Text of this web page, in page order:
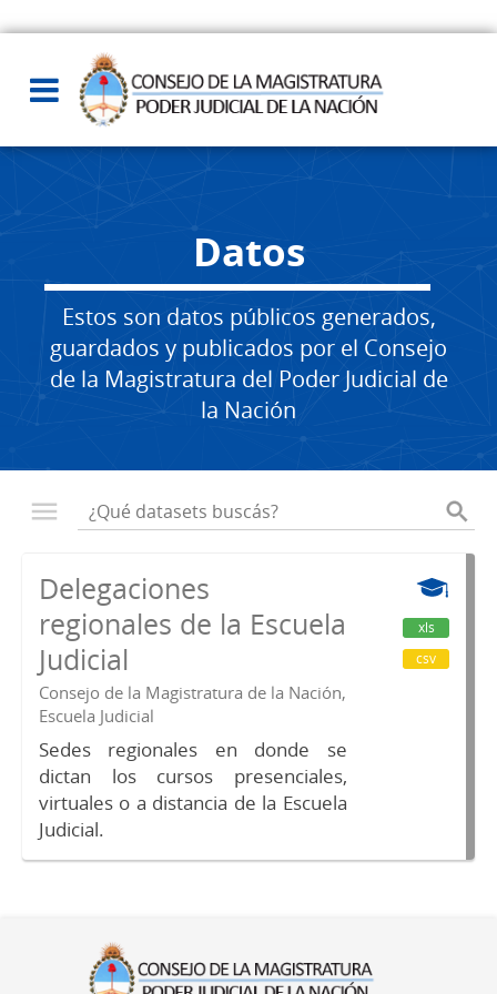
Datos
Estos son datos públicos generados,
guardados y publicados por el Consejo
de la Magistratura del Poder Judicial de
la Nación
Delegaciones
regionales de la Escuela
Judicial
Consejo de la Magistratura de la Nación,
Escuela Judicial
Sedes regionales en donde se
dictan los cursos presenciales,
virtuales o a distancia de la Escuela
Judicial.
xls
csv